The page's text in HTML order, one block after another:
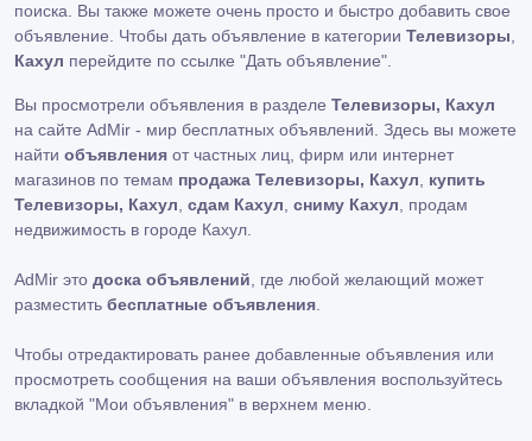
поиска. Вы также можете очень просто и быстро добавить свое
объявление. Чтобы дать объявление в категории Телевизоры
Кахул перейдите по ссылке "Дать объявление"
Вы просмотрели объявления в разделе Телевизоры, Кахул
на сайте AdMir - мир бесплатных объявлений. Здесь вы можете
найти объявления от частных лиц, фирм или интернет
магазинов по темам продажа Телевизоры, Кахул
купить
Телевизоры, Кахул сдам Кахул сниму Кахул , продам
недвижимость в городе Кахул.
AdMir это доска объявлений , где любой желающий может
разместить бесплатные объявления
Чтобы отредактировать ранее добавленные объявления или
просмотреть сообщения на ваши объявления воспользуйтесь
вкладкой "Мои объявления" в верхнем меню.